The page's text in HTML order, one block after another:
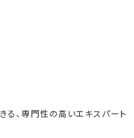
る、専門性の高いエキスパート